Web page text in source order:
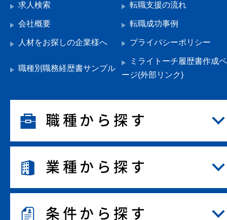
求人検索 転職支援の流れ
会社概要 転職成功事例
人材をお探しの企業様へ プライバシーポリシー
職種別職務経歴書サンプル
ミライトーチ履歴書作成ペ
ージ(外部リンク)
職種から探す
業種から探す
条件から探す